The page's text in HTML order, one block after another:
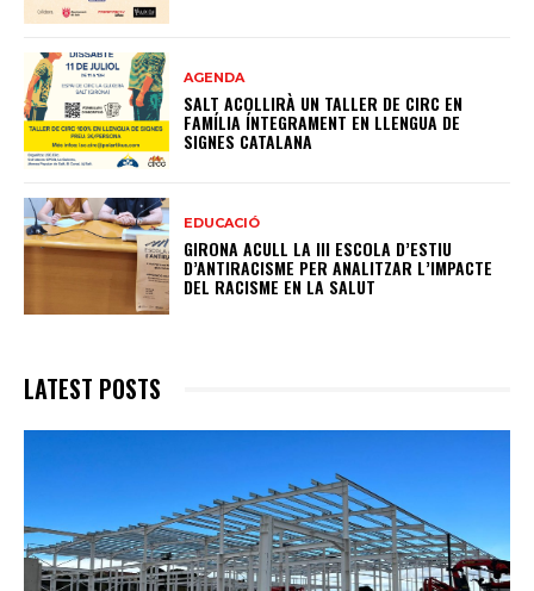
AGENDA
SALT ACOLLIRÀ UN TALLER DE CIRC EN
FAMÍLIA ÍNTEGRAMENT EN LLENGUA DE
SIGNES CATALANA
EDUCACIÓ
GIRONA ACULL LA III ESCOLA D’ESTIU
D’ANTIRACISME PER ANALITZAR L’IMPACTE
DEL RACISME EN LA SALUT
LATEST POSTS